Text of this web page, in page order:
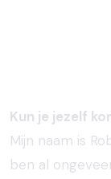
Kun je jezelf
Mijn naam is
ben al